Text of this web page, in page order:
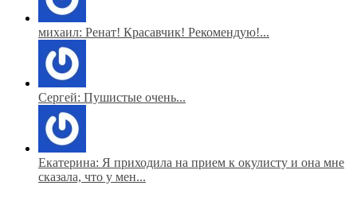
михаил: Ренат! Красавчик! Рекомендую!...
Сергей: Пушистые очень...
Екатерина: Я приходила на прием к окулисту и она мне
сказала, что у мен...